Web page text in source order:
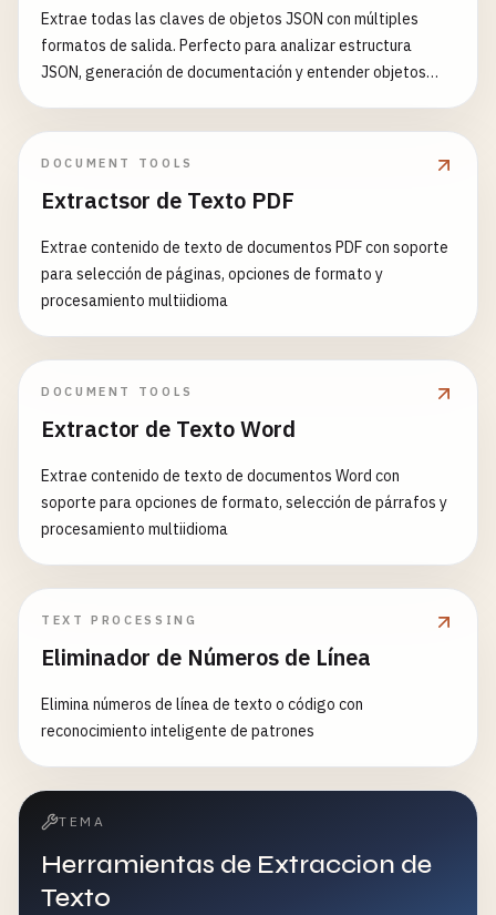
Extrae todas las claves de objetos JSON con múltiples
formatos de salida. Perfecto para analizar estructura
JSON, generación de documentación y entender objetos
DOCUMENT TOOLS
Extractsor de Texto PDF
Extrae contenido de texto de documentos PDF con soporte
para selección de páginas, opciones de formato y
procesamiento multiidioma
DOCUMENT TOOLS
Extractor de Texto Word
Extrae contenido de texto de documentos Word con
soporte para opciones de formato, selección de párrafos y
procesamiento multiidioma
TEXT PROCESSING
Eliminador de Números de Línea
Elimina números de línea de texto o código con
reconocimiento inteligente de patrones
TEMA
Herramientas de Extraccion de
Texto